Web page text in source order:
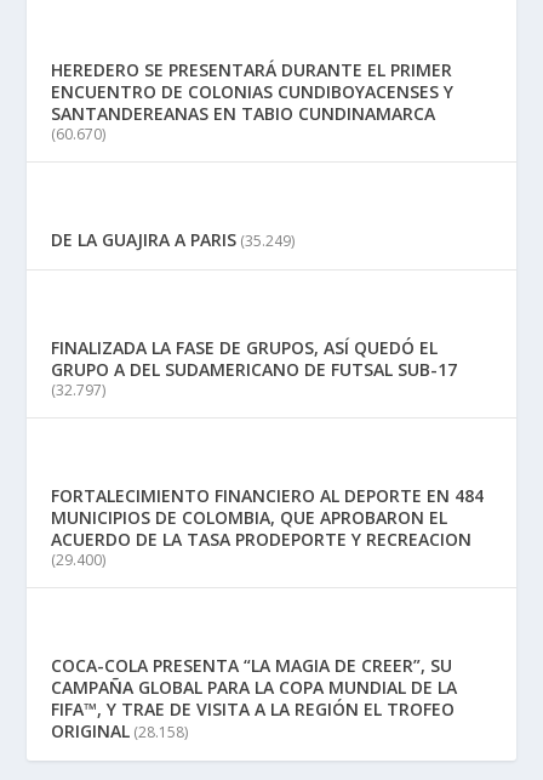
HEREDERO SE PRESENTARÁ DURANTE EL PRIMER
ENCUENTRO DE COLONIAS CUNDIBOYACENSES Y
SANTANDEREANAS EN TABIO CUNDINAMARCA
(60.670)
DE LA GUAJIRA A PARIS (35.249)
FINALIZADA LA FASE DE GRUPOS, ASÍ QUEDÓ EL
GRUPO A DEL SUDAMERICANO DE FUTSAL SUB-17
(32.797)
FORTALECIMIENTO FINANCIERO AL DEPORTE EN 484
MUNICIPIOS DE COLOMBIA, QUE APROBARON EL
ACUERDO DE LA TASA PRODEPORTE Y RECREACION
(29.400)
COCA-COLA PRESENTA “LA MAGIA DE CREER”, SU
CAMPAÑA GLOBAL PARA LA COPA MUNDIAL DE LA
FIFA™, Y TRAE DE VISITA A LA REGIÓN EL TROFEO
ORIGINAL (28.158)